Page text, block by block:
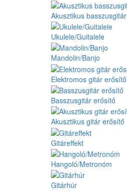
Akusztikus basszusgitár
Ukulele/Guitalele
Mandolin/Banjo
Elektromos gitár erősítő
Basszusgitár erősítő
Akusztikus gitár erősítő
Gitáreffekt
Hangoló/Metronóm
Gitárhúr